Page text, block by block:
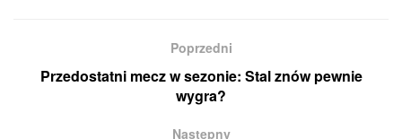
Poprzedni
Przedostatni mecz w sezonie: Stal znów pewnie
wygra?
Następny